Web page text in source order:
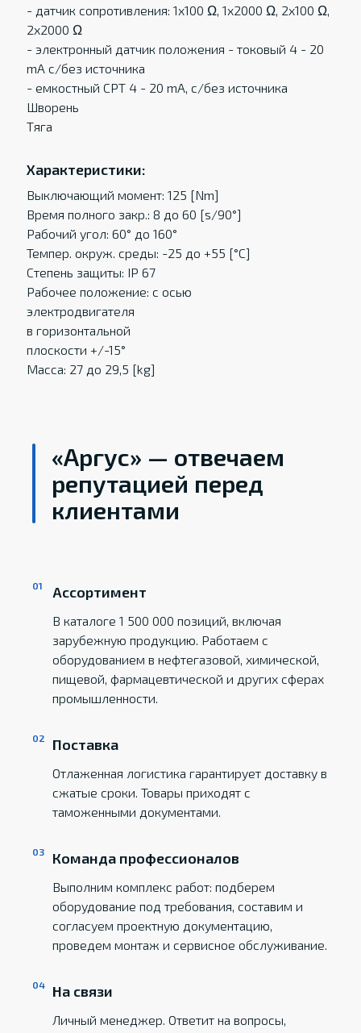
- датчик сопротивления: 1x100 Ω, 1x2000 Ω, 2x100 Ω,
2x2000 Ω
- электронный датчик положения - токовый 4 - 20
mA c/без источника
- eмкостный CPT 4 - 20 mA, c/без источника
Шворень
Тяга
Характеристики:
Выключающий момент: 125 [Nm]
Время полного закр.: 8 до 60 [s/90°]
Рабочий угол: 60° до 160°
Темпер. oкруж. среды: -25 до +55 [°C]
Степень защиты: IP 67
Рабочее положение: с осью
электродвигателя
в горизонтальной
плоскости +/-15°
Масса: 27 до 29,5 [kg]
«Аргус» — отвечаем
репутацией перед
клиентами
Ассортимент
В каталоге 1 500 000 позиций, включая
зарубежную продукцию. Работаем с
оборудованием в нефтегазовой, химической,
пищевой, фармацевтической и других сферах
промышленности.
Поставка
Отлаженная логистика гарантирует доставку в
сжатые сроки. Товары приходят с
таможенными документами.
Команда профессионалов
Выполним комплекс работ: подберем
оборудование под требования, составим и
согласуем проектную документацию,
проведем монтаж и сервисное обслуживание.
На связи
Личный менеджер. Ответит на вопросы,